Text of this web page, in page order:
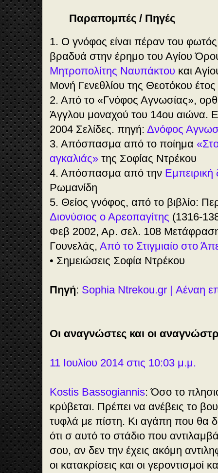
Παραπομπές / Πηγές
1. Ο γνόφος είναι πέραν του
βραδυά στην έρημο του Αγίου
Μητροπολίτης Ναυπάκτου και
Μονή Γενεθλίου της Θεοτόκου
2. Από το «Γνόφος Αγνωσίας»,
Άγγλου μοναχού του 14ου αιώνα.
2004 Σελίδες. πηγή: Δνόφος
3. Απόσπασμα από το ποίημα
αγκαλιάς» της Σοφίας Ντρέκου
4. Απόσπασμα από την Εμπειρική
Ρωμανίδη
5. Θείος γνόφος, από το βιβλίο:
Διονύσιος ο Αρεοπαγίτης (1316-
Φεβ 2002, Αρ. σελ. 108
Γουνελάς, Από το Στιγμιαίο στο
• Σημειώσεις Σοφία Ντρέκου
Πηγή: Sophia Ntrekou.gr | Αέναη
Οι αναγνώστες και οι
11 Ιουλίου 2014 στις 10:03 μ.μ.
Kostis Bassogiannis: Όσο το
κρύβεται. Πρέπει να ανέβεις το
τυφλά με πίστη. Κι αγάπη που θα
ότι σ αυτό το στάδιο που
σου, αν δεν την έχεις ακόμη
οι κατακρίσεις και οι γεροντισμοί